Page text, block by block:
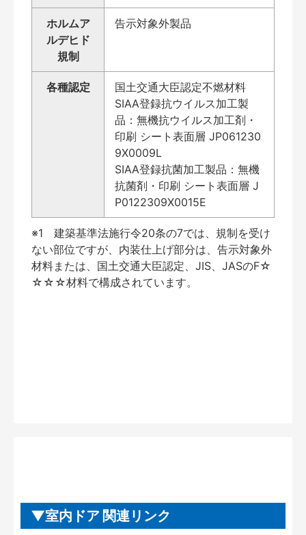
ホルムア
ルデヒド
規制
告示対象外製品
各種認定
国土交通大臣認定不燃材料
SIAA登録抗ウイルス加工製
品：無機抗ウイルス加工剤・
印刷 シート表面層 JP061230
9X0009L
SIAA登録抗菌加工製品：無機
抗菌剤・印刷 シート表面層 J
P0122309X0015E
※1 建築基準法施行令20条の7では、規制を受け
ない部位ですが、内装仕上げ部分は、告示対象外
材料または、国土交通大臣認定、JIS、JASのF☆
☆☆☆材料で構成されています。
室内ドア 関連リンク